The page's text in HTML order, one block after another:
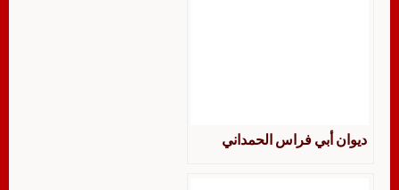
ديوان أبي فراس الحمداني